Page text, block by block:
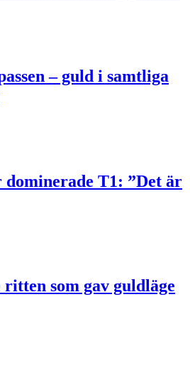
– guld i samtliga
dominerade T1: ”Det är
som gav guldläge